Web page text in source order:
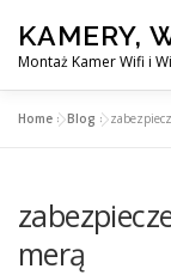
content
KAMERY,
Montaż Kamer Wifi i
MONTAŻ
Home »Blog »
merą